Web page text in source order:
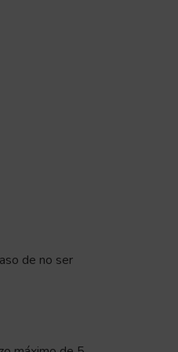
de no ser